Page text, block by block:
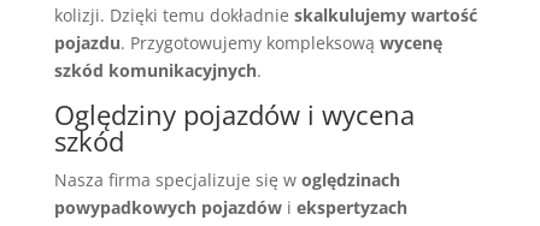
kolizji. Dzięki temu dokładnie skalkulujemy wartość
pojazdu. Przygotowujemy kompleksową wycenę
szkód komunikacyjnych.
Oględziny pojazdów i wycena
szkód
Nasza firma specjalizuje się w oględzinach
powypadkowych pojazdówi ekspertyzach